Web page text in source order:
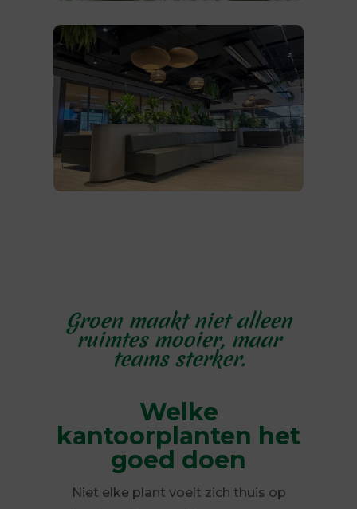
Groen maakt niet alleen
ruimtes mooier, maar
teams sterker.
Welke
kantoorplanten het
goed doen
Niet elke plant voelt zich thuis op